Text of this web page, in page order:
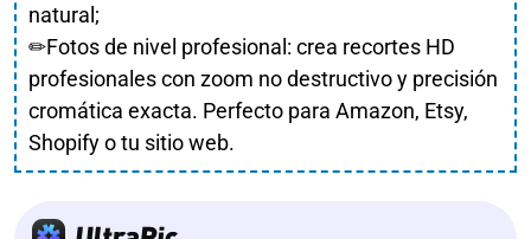
natural;
✏Fotos de nivel profesional: crea recortes HD
profesionales con zoom no destructivo y precisión
cromática exacta. Perfecto para Amazon, Etsy,
Shopify o tu sitio web.